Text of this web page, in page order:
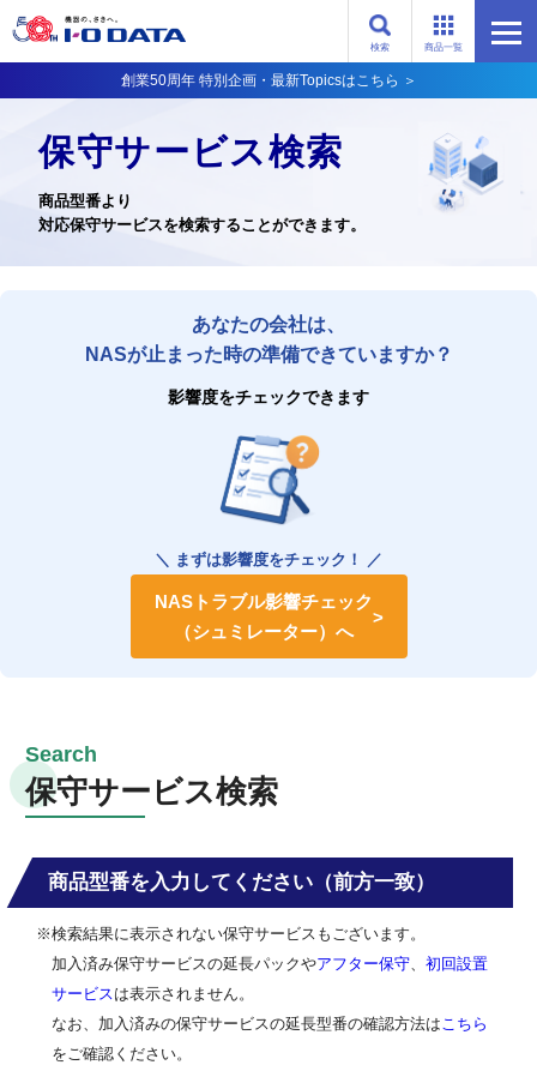
商品一覧
検索
創業50周年 特別企画・最新Topicsはこちら ＞
保守サービス検索
商品型番より
対応保守サービスを検索することができます。
あなたの会社は、
NASが止まった時の準備できていますか？
影響度をチェックできます
＼ まずは影響度をチェック！ ／
NASトラブル影響チェック
（シュミレーター）へ
保守サービス検索
商品型番を入力してください（前方一致）
※検索結果に表示されない保守サービスもございます。
加入済み保守サービスの延長パックやアフター保守
初回設置
サービス は表示されません。
なお、加入済みの保守サービスの延長型番の確認方法は こちら
をご確認ください。